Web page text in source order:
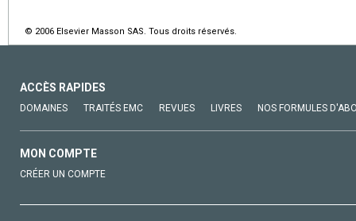
© 2006 Elsevier Masson SAS. Tous droits réservés.
ACCÈS RAPIDES
DOMAINES TRAITÉS EMC REVUES LIVRES NOS FORMULES
MON COMPTE
CRÉER UN COMPTE